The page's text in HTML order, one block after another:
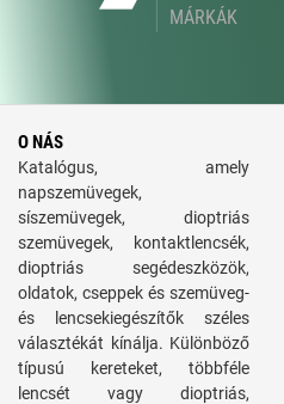
MÁRKÁK
O NÁS
Katalógus, amely
napszemüvegek,
síszemüvegek, dioptriás
szemüvegek, kontaktlencsék,
dioptriás segédeszközök,
oldatok, cseppek és szemüveg-
és lencsekiegészítők széles
választékát kínálja. Különböző
típusú kereteket, többféle
lencsét vagy dioptriás,